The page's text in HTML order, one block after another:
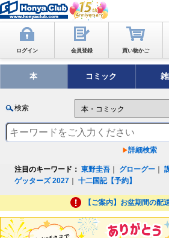
ログイン 会員登録 買い物かご
本 コミック
検索
詳細検索
注目のキーワード： 東野圭吾 グローグー ｜
ゲッターズ 2027 ｜十二国記【予約】
【ご案内】お盆期間の配